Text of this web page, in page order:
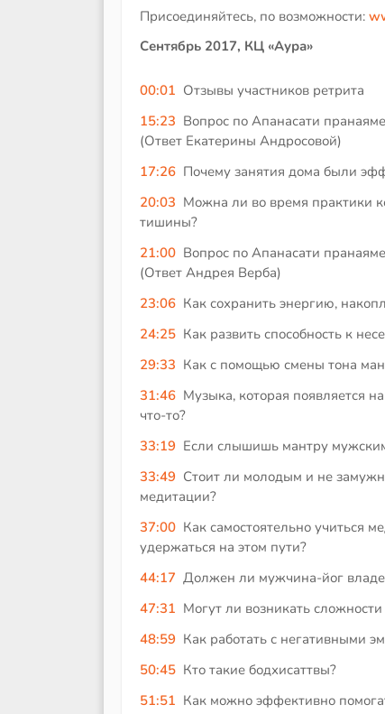
Присоединяйтесь, по возможности:
Сентябрь 2017, КЦ «Аура»
00:01 Отзывы участников ретрита
15:23 Вопрос по Апанасати
(Ответ Екатерины Андросовой)
17:26 Почему занятия дома были
20:03 Можна ли во время практики
тишины?
21:00 Вопрос по Апанасати
(Ответ Андрея Верба)
23:06 Как сохранить энергию,
24:25 Как развить способность к
29:33 Как с помощью смены тона
31:46 Музыка, которая появляется
что-то?
33:19 Если слышишь мантру
33:49 Стоит ли молодым и не
медитации?
37:00 Как самостоятельно учиться
удержаться на этом пути?
44:17 Должен ли мужчина-йог
47:31 Могут ли возникать
48:59 Как работать с негативными
50:45 Кто такие бодхисаттвы?
51:51 Как можно эффективно